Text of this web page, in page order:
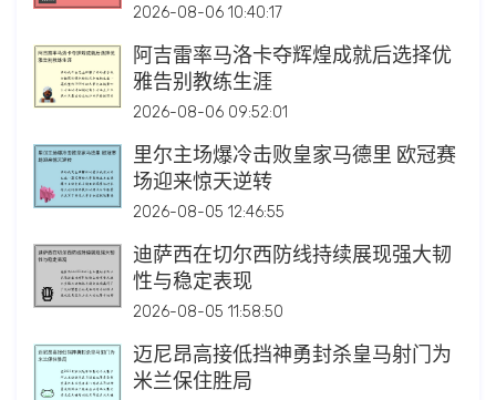
2026-08-06 10:40:17
阿吉雷率马洛卡夺辉煌成就后选择优
雅告别教练生涯
2026-08-06 09:52:01
里尔主场爆冷击败皇家马德里 欧冠赛
场迎来惊天逆转
2026-08-05 12:46:55
迪萨西在切尔西防线持续展现强大韧
性与稳定表现
2026-08-05 11:58:50
迈尼昂高接低挡神勇封杀皇马射门为
米兰保住胜局